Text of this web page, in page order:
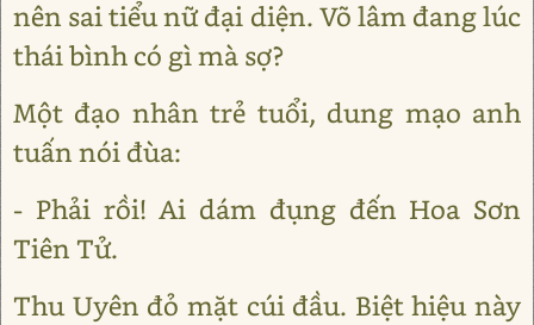
nên sai tiểu nữ đại diện. Võ lâm đang lúc
thái bình có gì mà sợ?
Một đạo nhân trẻ tuổi, dung mạo anh
tuấn nói đùa:
- Phải rồi! Ai dám đụng đến Hoa Sơn
Tiên Tử.
Thu Uyên đỏ mặt cúi đầu. Biệt hiệu này